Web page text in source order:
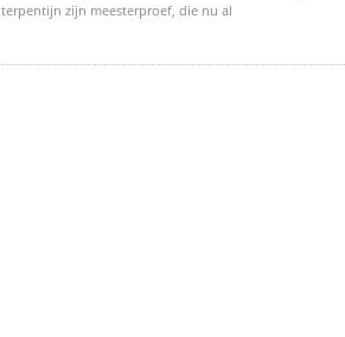
terpentijn zijn meesterproef, die nu al